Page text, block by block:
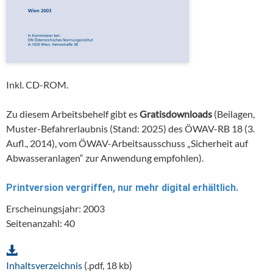
Inkl. CD-ROM.
Zu diesem Arbeitsbehelf gibt esGratisdownloads (Beilagen,
Muster-Befahrerlaubnis (Stand: 2025) des ÖWAV-RB 18 (3.
Aufl., 2014), vom ÖWAV-Arbeitsausschuss „Sicherheit auf
Abwasseranlagen“ zur Anwendung empfohlen).
Printversion vergriffen, nur mehr digital erhältlich.
Erscheinungsjahr: 2003
Seitenanzahl: 40
Inhaltsverzeichnis (.pdf, 18 kb)